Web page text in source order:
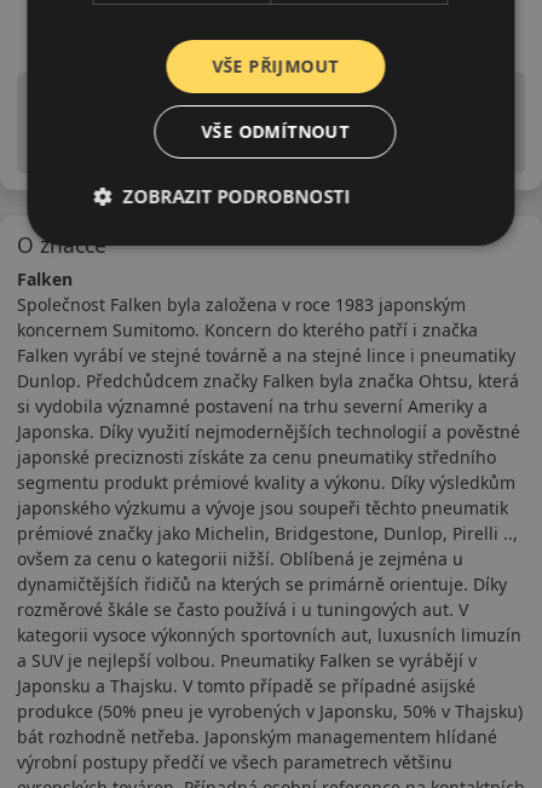
O značce
Falken
Společnost Falken byla založena v roce 1983 japonským
koncernem Sumitomo. Koncern do kterého patří i značka
Falken vyrábí ve stejné továrně a na stejné lince i pneumatiky
Dunlop. Předchůdcem značky Falken byla značka Ohtsu, která
si vydobila významné postavení na trhu severní Ameriky a
Japonska. Díky využití nejmodernějších technologií a pověstné
japonské preciznosti získáte za cenu pneumatiky středního
segmentu produkt prémiové kvality a výkonu. Díky výsledkům
japonského výzkumu a vývoje jsou soupeři těchto pneumatik
prémiové značky jako Michelin, Bridgestone, Dunlop, Pirelli ..,
ovšem za cenu o kategorii nižší. Oblíbená je zejména u
dynamičtějších řidičů na kterých se primárně orientuje. Díky
rozměrové škále se často používá i u tuningových aut. V
kategorii vysoce výkonných sportovních aut, luxusních limuzín
a SUV je nejlepší volbou. Pneumatiky Falken se vyrábějí v
Japonsku a Thajsku. V tomto případě se případné asijské
produkce (50% pneu je vyrobených v Japonsku, 50% v Thajsku)
bát rozhodně netřeba. Japonským managementem hlídané
výrobní postupy předčí ve všech parametrech většinu
Upozornění! Hodnoty na štítku jsou pouze
informativního charakteru. Mohou být dodány pneumatiky
is EU štítky ve smyslu dosud platné (předchozí) legislativy.
VŠE PŘIJMOUT
VŠE ODMÍTNOUT
ZOBRAZIT PODROBNOSTI